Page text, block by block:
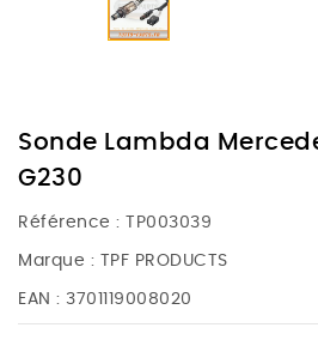
Sonde Lambda
G230
Référence : TP003039
Marque : TPF PRODUCTS
EAN : 3701119008020